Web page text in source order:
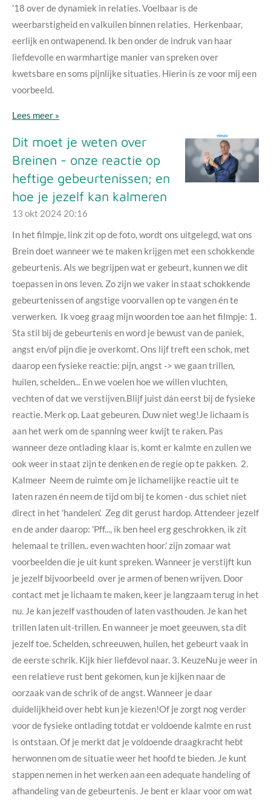
'18 over de dynamiek in relaties. Voelbaar is de
weerbarstigheid en valkuilen binnen relaties. Herkenbaar,
eerlijk en ontwapenend. Ik ben onder de indruk van haar
liefdevolle en warmhartige manier van spreken over
kwetsbare en soms pijnlijke situaties. Hierin is ze voor mij een
voorbeeld.
Lees meer »
Dit moet je weten over
Breinen - onze reactie op
heftige gebeurtenissen; en
hoe je jezelf kan kalmeren
13 okt 2024 20:16
In het filmpje, link zit op de foto, wordt ons uitgelegd, wat ons
Brein doet wanneer we te maken krijgen met een schokkende
gebeurtenis. Als we begrijpen wat er gebeurt, kunnen we dit
toepassen in ons leven. Zo zijn we vaker in staat schokkende
gebeurtenissen of angstige voorvallen op te vangen én te
verwerken. Ik voeg graag mijn woorden toe aan het filmpje: 1.
Sta stil bij de gebeurtenis en word je bewust van de paniek,
angst en/of pijn die je overkomt. Ons lijf treft een schok, met
daarop een fysieke reactie: pijn, angst -> we gaan trillen,
huilen, schelden... En we voelen hoe we willen vluchten,
vechten of dat we verstijven.Blijf juist dán eerst bij de fysieke
reactie. Merk op. Laat gebeuren. Duw niet weg!Je lichaam is
aan het werk om de spanning weer kwijt te raken. Pas
wanneer deze ontlading klaar is, komt er kalmte en zullen we
ook weer in staat zijn te denken en de regie op te pakken. 2.
Kalmeer Neem de ruimte om je lichamelijke reactie uit te
laten razen én neem de tijd om bij te komen - dus schiet niet
direct in het 'handelen'. Zeg dit gerust hardop. Attendeer jezelf
en de ander daarop: 'Pff..., ik ben heel erg geschrokken, ik zit
helemaal te trillen.. even wachten hoor.' zijn zomaar wat
voorbeelden die je uit kunt spreken. Wanneer je verstijft kun
je jezelf bijvoorbeeld over je armen of benen wrijven. Door
contact met je lichaam te maken, keer je langzaam terug in het
nu. Je kan jezelf vasthouden of laten vasthouden. Je kan het
trillen laten uit-trillen. En wanneer je moet geeuwen, sta dit
jezelf toe. Schelden, schreeuwen, huilen, het gebeurt vaak in
de eerste schrik. Kijk hier liefdevol naar. 3. KeuzeNu je weer in
een relatieve rust bent gekomen, kun je kijken naar de
oorzaak van de schrik of de angst. Wanneer je daar
duidelijkheid over hebt kun je kiezen!Of je zorgt nog verder
voor de fysieke ontlading totdat er voldoende kalmte en rust
is ontstaan. Of je merkt dat je voldoende draagkracht hebt
herwonnen om de situatie weer het hoofd te bieden. Je kunt
stappen nemen in het werken aan een adequate handeling of
afhandeling van de gebeurtenis. Je bent er klaar voor om wat